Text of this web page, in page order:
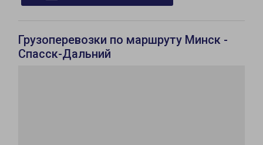
Грузоперевозки по маршруту Минск -
Спасск-Дальний